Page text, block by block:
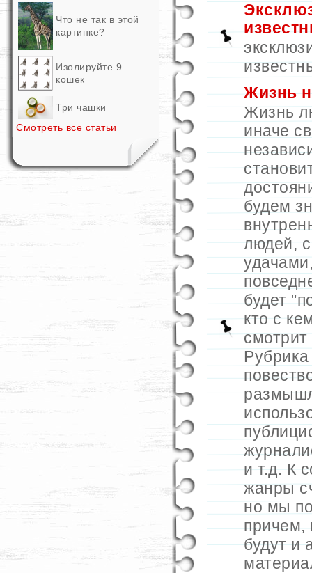
Что не так в этой
картинке?
Изолируйте 9
кошек
Три чашки
Смотреть все статьи
Жизнь
Жизнь
иначе
будем
людей,
будет
кто с
и т.д. К
жанры
но мы
причем,
будут и